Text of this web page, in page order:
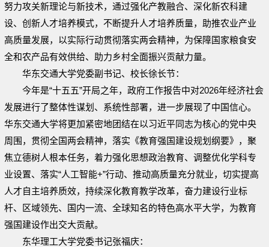
努力攻关新理论与新技术，通过强化产教融合、深化新农科建
设、创新人才培养模式，不断提升人才培养质量，助推农业产业
高质量发展，以实际行动贯彻落实两会精神，为保障国家粮食安
全和农产品有效供给、助力乡村全面振兴贡献力量。
华东交通大学党委副书记、校长徐长节：
今年是“十五五”开局之年，政府工作报告中对2026年经济社会
发展进行了整体性谋划、系统性部署，进一步展现了中国信心。
华东交通大学将更加紧密地团结在以习近平同志为核心的党中央
周围，贯彻全国两会精神，落实《教育强国建设规划纲要》，聚
焦立德树人根本任务，着力强化思想政治教育、调整优化学科专
业设置、落实“人工智能+”行动、推动高质量充分就业，切实提高
人才自主培养质效，持续深化教育教学改革，奋力建设行业标
杆、区域领先、国内一流、全球知名的特色高水平大学，为教育
强国建设作出交大贡献。
东华理工大学党委书记张福庆：